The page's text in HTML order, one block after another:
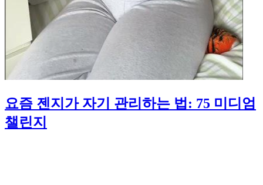
요즘 젠지가 자기 관리하는 법: 75 미디엄
챌린지